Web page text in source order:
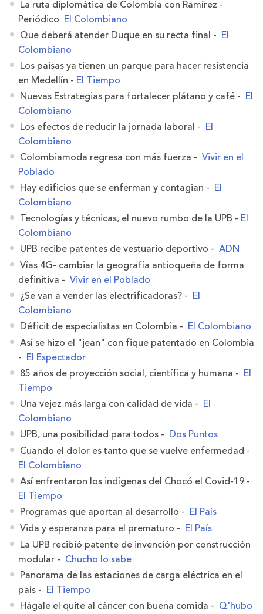
La ruta diplomática de Colombia con Ramírez -
Periódico El Colombiano
Que deberá atender Duque en su recta final - El
Colombiano
Los paisas ya tienen un parque para hacer resistencia
en Medellín - El Tiempo
Nuevas Estrategias para fortalecer plátano y café - El
Colombiano
Los efectos de reducir la jornada laboral - El
Colombiano
Colombiamoda regresa con más fuerza - Vivir en el
Poblado
Hay edificios que se enferman y contagian - El
Colombiano
Tecnologías y técnicas, el nuevo rumbo de la UPB - El
Colombiano
UPB recibe patentes de vestuario deportivo - ADN
Vías 4G- cambiar la geografía antioqueña de forma
definitiva - Vivir en el Poblado
¿Se van a vender las electrificadoras? - El
Colombiano
Déficit de especialistas en Colombia - El Colombiano
Así se hizo el "jean" con fique patentado en Colombia
- El Espectador
85 años de proyección social, científica y humana - El
Tiempo
Una vejez más larga con calidad de vida - El
Colombiano
UPB, una posibilidad para todos - Dos Puntos
Cuando el dolor es tanto que se vuelve enfermedad -
El Colombiano
Así enfrentaron los indígenas del Chocó el Covid-19 -
El Tiempo
Programas que aportan al desarrollo - El País
Vida y esperanza para el prematuro - El País
La UPB recibió patente de invención por construcción
modular - Chucho lo sabe
Panorama de las estaciones de carga eléctrica en el
país - El Tiempo
Hágale el quite al cáncer con buena comida - Q'hubo